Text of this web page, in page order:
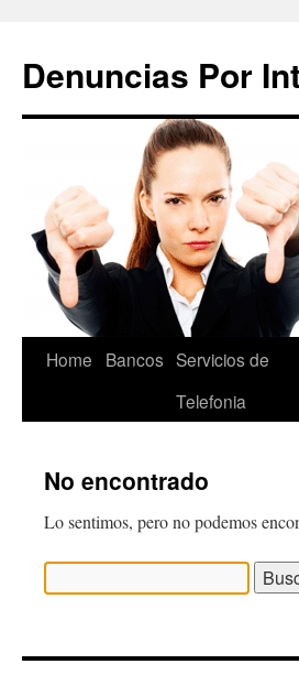
contenido
Denuncias Por
Home Bancos Servicios de
Telefonia
No encontrado
Lo sentimos, pero no podemos